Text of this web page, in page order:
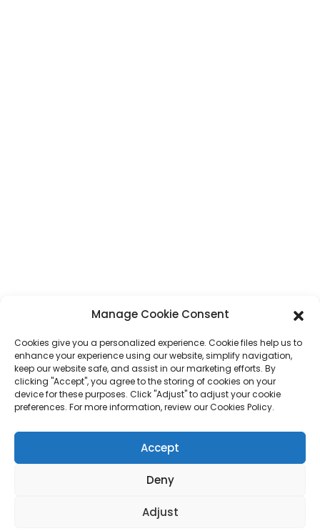
jack@hcpaperproduct.com
LIENS RAPIDES
À propos de nous
FAQ
PRODUITS
Impression de livres
Impression de livres pour enfants
Coffret cadeau
Impression de magazines
Sac cadeau
Autocollant
Manage Cookie Consent
Cookies give you a personalized experience. Cookie files help us to
enhance your experience using our website, simplify navigation,
keep our website safe, and assist in our marketing efforts. By
clicking "Accept", you agree to the storing of cookies on your
device for these purposes. Click "Adjust" to adjust your cookie
preferences. For more information, review our Cookies Policy.
Accept
Deny
Adjust